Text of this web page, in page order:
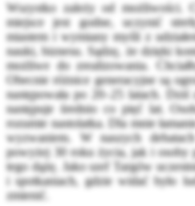
Wszystko zależy od możliwości.
miejsce jest godne, uczynić
miastem i wymiany myśli z
nauki, biznesu. Sądzę, że dzięki
możliwe do zrealizowania.
Obecnie różnice generacyjne są
następowała po 20–25 latach.
następuje średnio co pięć lat.
rozumie nastolatka. Dla mnie
wyzwaniem. W naszych
powyżej 30 roku życia, jak i osoby
tego dążę. Jako szef Targów
i spotkaniach, gdzie widać było
zmienić.